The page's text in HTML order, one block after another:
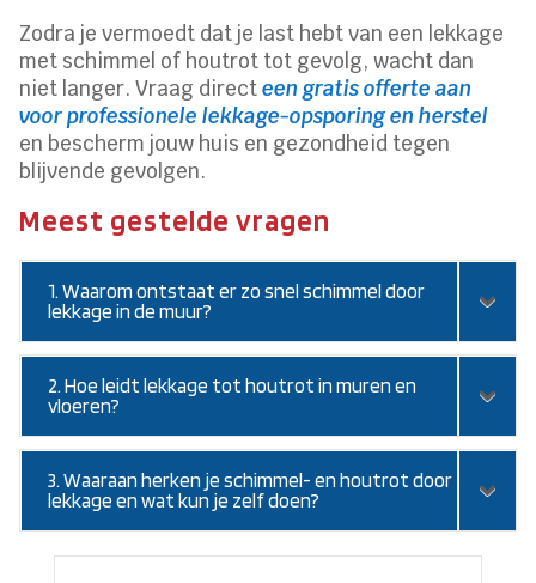
Zodra je vermoedt dat je last hebt van een lekkage
met schimmel of houtrot tot gevolg, wacht dan
niet langer. Vraag directeen gratis offerte aan
voor professionele lekkage-opsporing en herstel
en bescherm jouw huis en gezondheid tegen
blijvende gevolgen.
Meest gestelde vragen
1. Waarom ontstaat er zo snel schimmel door
lekkage in de muur?
2. Hoe leidt lekkage tot houtrot in muren en
vloeren?
3. Waaraan herken je schimmel- en houtrot door
lekkage en wat kun je zelf doen?